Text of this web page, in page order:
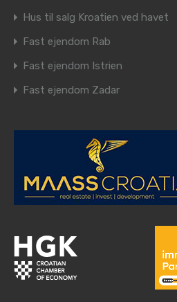
Hus til salg Kroatien ved havet
Fast ejendom Rab
Fast ejendom Istrien
Fast ejendom Zadar